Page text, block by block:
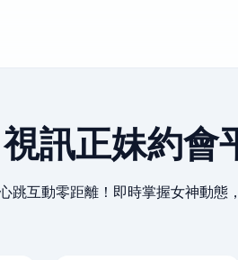
視訊正妹約會
跳互動零距離！即時掌握女神動態